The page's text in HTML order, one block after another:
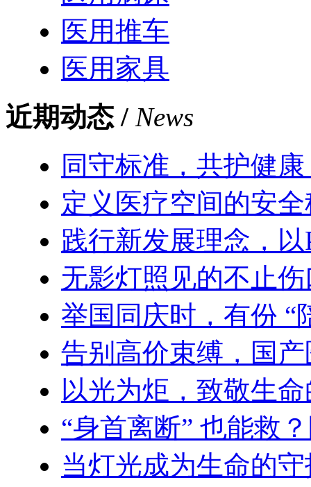
医用推车
医用家具
近期动态 / News
同守标准，共护健
定义医疗空间的安
践行新发展理念，以
无影灯照见的不止
举国同庆时，有份 “
告别高价束缚，国
以光为炬，致敬生
“身首离断” 也能救
当灯光成为生命的